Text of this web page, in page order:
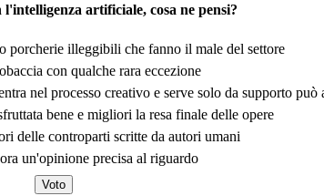
artificiale, cosa ne pensi?
porcherie illeggibili che fanno il male del settore
con qualche rara eccezione
nel processo creativo e serve solo da supporto
bene e migliori la resa finale delle opere
delle controparti scritte da autori umani
un'opinione precisa al riguardo